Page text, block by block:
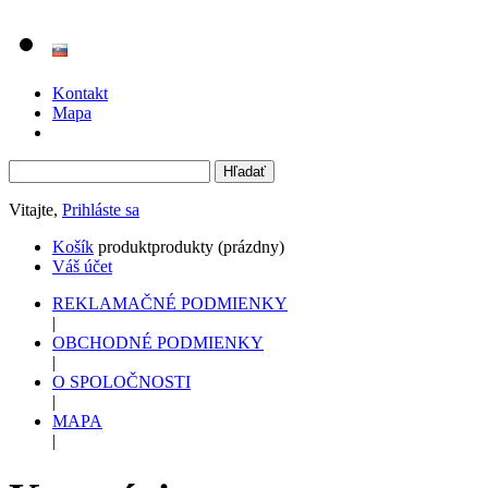
Kontakt
Mapa
Vitajte, Prihláste sa
Košík produktprodukty (prázdny)
Váš účet
REKLAMAČNÉ PODMIENKY
|
OBCHODNÉ PODMIENKY
|
O SPOLOČNOSTI
|
MAPA
|